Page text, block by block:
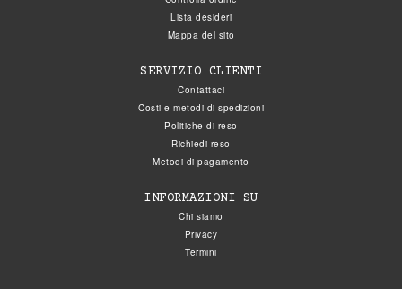
Lista desideri
Mappa del sito
SERVIZIO CLIENTI
Contattaci
Costi e metodi di spedizioni
Politiche di reso
Richiedi reso
Metodi di pagamento
INFORMAZIONI SU
Chi siamo
Privacy
Termini